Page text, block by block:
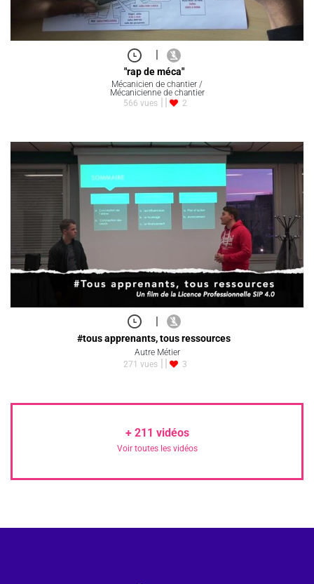
|
"rap de méca"
Mécanicien de chantier /
Mécanicienne de chantier
566 vues
2
|
#tous apprenants, tous ressources
Autre Métier
271 vues
3
+ 211 vidéos
Voir toutes les vidéos